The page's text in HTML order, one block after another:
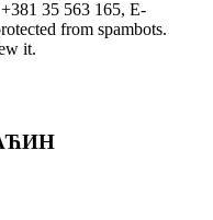
35 563 165, E-
from spambots.
it.